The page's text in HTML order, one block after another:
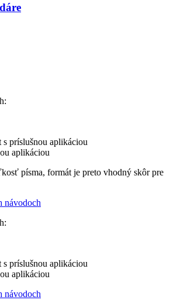
s príslušnou aplikáciou
aplikáciou
písma, formát je preto vhodný skôr pre
návodoch
s príslušnou aplikáciou
aplikáciou
návodoch